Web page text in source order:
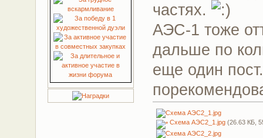
частях.
АЭС-1 тоже
дальше по
еще один
Схема АЭС2_1.jpg(26.63 КБ,